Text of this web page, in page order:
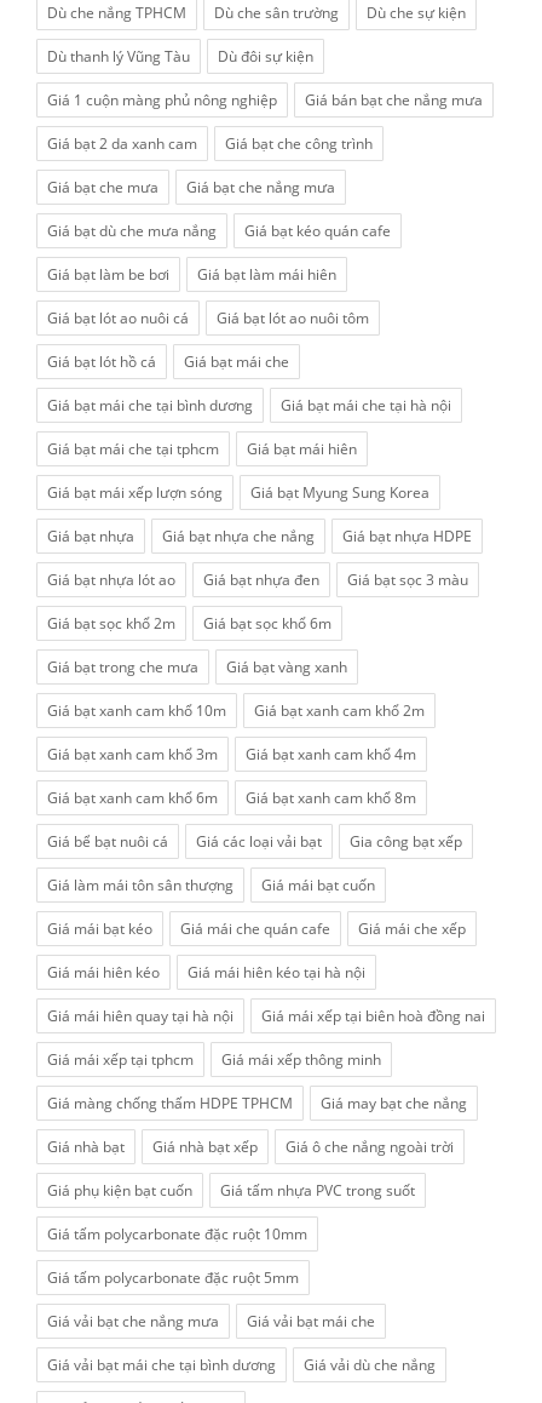
Dù che nắng TPHCM Dù che sân trường Dù che sự kiện
Dù thanh lý Vũng Tàu Dù đôi sự kiện
Giá 1 cuộn màng phủ nông nghiệp Giá bán bạt che nắng mưa
Giá bạt 2 da xanh cam Giá bạt che công trình
Giá bạt che mưa Giá bạt che nắng mưa
Giá bạt dù che mưa nắng Giá bạt kéo quán cafe
Giá bạt làm be bơi Giá bạt làm mái hiên
Giá bạt lót ao nuôi cá Giá bạt lót ao nuôi tôm
Giá bạt lót hồ cá Giá bạt mái che
Giá bạt mái che tại bình dương Giá bạt mái che tại hà nội
Giá bạt mái che tại tphcm Giá bạt mái hiên
Giá bạt mái xếp lượn sóng Giá bạt Myung Sung Korea
Giá bạt nhựa Giá bạt nhựa che nắng Giá bạt nhựa HDPE
Giá bạt nhựa lót ao Giá bạt nhựa đen Giá bạt sọc 3 màu
Giá bạt sọc khổ 2m Giá bạt sọc khổ 6m
Giá bạt trong che mưa Giá bạt vàng xanh
Giá bạt xanh cam khổ 10m Giá bạt xanh cam khổ 2m
Giá bạt xanh cam khổ 3m Giá bạt xanh cam khổ 4m
Giá bạt xanh cam khổ 6m Giá bạt xanh cam khổ 8m
Giá bể bạt nuôi cá Giá các loại vải bạt Gia công bạt xếp
Giá làm mái tôn sân thượng Giá mái bạt cuốn
Giá mái bạt kéo Giá mái che quán cafe Giá mái che xếp
Giá mái hiên kéo Giá mái hiên kéo tại hà nội
Giá mái hiên quay tại hà nội Giá mái xếp tại biên hoà đồng nai
Giá mái xếp tại tphcm Giá mái xếp thông minh
Giá màng chống thấm HDPE TPHCM Giá may bạt che nắng
Giá nhà bạt Giá nhà bạt xếp Giá ô che nắng ngoài trời
Giá phụ kiện bạt cuốn Giá tấm nhựa PVC trong suốt
Giá tấm polycarbonate đặc ruột 10mm
Giá tấm polycarbonate đặc ruột 5mm
Giá vải bạt che nắng mưa Giá vải bạt mái che
Giá vải bạt mái che tại bình dương Giá vải dù che nắng